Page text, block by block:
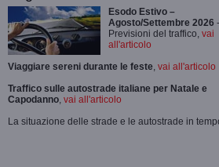
Esodo Estivo –
Agosto/Settembre 2026 -
Previsioni del traffico, vai
all'articolo
Viaggiare sereni durante le feste, vai all'articolo
Traffico sulle autostrade italiane per Natale e
Capodanno, vai all'articolo
La situazione delle strade e le autostrade in